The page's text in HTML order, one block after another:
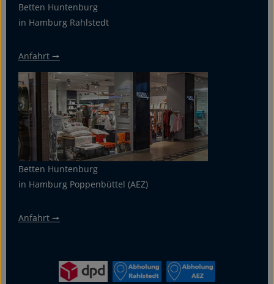
Betten Huntenburg
in Hamburg Rahlstedt
Anfahrt 🠖
Betten Huntenburg
in Hamburg Poppenbüttel (AEZ)
Anfahrt 🠖